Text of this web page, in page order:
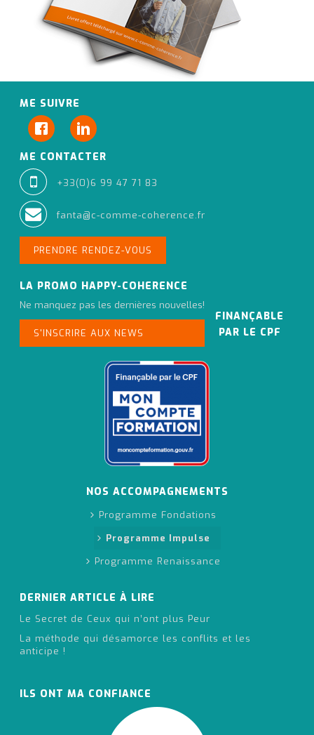
ME SUIVRE
ME CONTACTER
+33(0)6 99 47 71 83
fanta@c-comme-coherence.fr
PRENDRE RENDEZ-VOUS
LA PROMO HAPPY-COHERENCE
Ne manquez pas les dernières nouvelles!
S'INSCRIRE AUX NEWS
FINANÇABLE
PAR LE CPF
NOS ACCOMPAGNEMENTS
Programme Fondations
Programme Impulse
Programme Renaissance
DERNIER ARTICLE À LIRE
Le Secret de Ceux qui n’ont plus Peur
La méthode qui désamorce les conflits et les
anticipe !
ILS ONT MA CONFIANCE